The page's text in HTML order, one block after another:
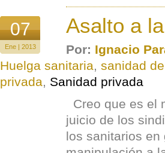
07
Ene | 2013
Asalto a
Por: Ignacio
Huelga sanitaria, sanidad
privada, Sanidad privada
Creo que es el
juicio de los
los sanitarios en